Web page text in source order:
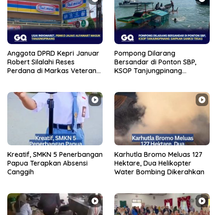
Anggota DPRD Kepri Januar
Robert Silalahi Reses
Perdana di Markas Veteran
Pompong Dilarang
Bersandar di Ponton SBP,
KSOP Tanjungpinang
Kreatif, SMKN 5 Penerbangan
Papua Terapkan Absensi
Canggih
Karhutla Bromo Meluas 127
Hektare, Dua Helikopter
Water Bombing Dikerahkan